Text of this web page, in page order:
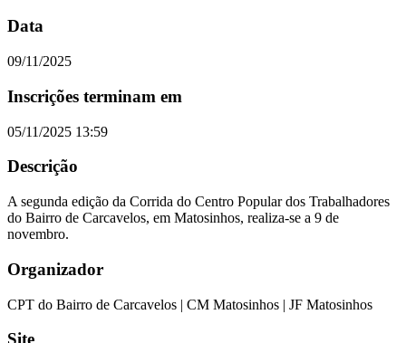
Data
09/11/2025
Inscrições terminam em
05/11/2025 13:59
Descrição
A segunda edição da Corrida do Centro Popular dos Trabalhadores
do Bairro de Carcavelos, em Matosinhos, realiza-se a 9 de
novembro.
Organizador
CPT do Bairro de Carcavelos | CM Matosinhos | JF Matosinhos
Site